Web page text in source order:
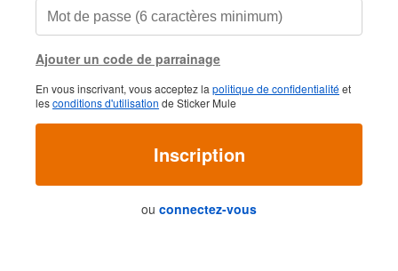
Ajouter un code de parrainage
En vous inscrivant, vous acceptez la politique de confidentialitéet
lesconditions d'utilisation de Sticker Mule
Inscription
ou connectez-vous